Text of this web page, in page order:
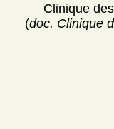
Clinique
(doc. Clinique